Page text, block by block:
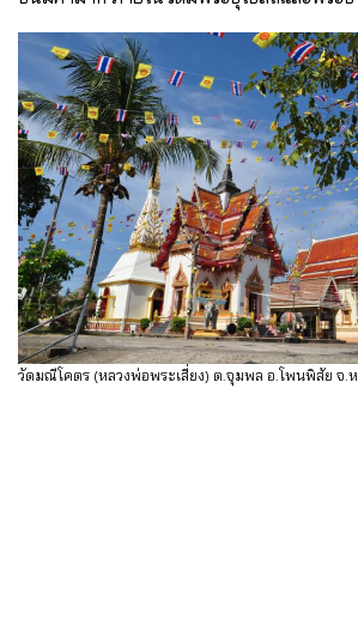
วัดมณีโคตร (หลวงพ่อพระเสี่ยง) ต.จุมพล อ.โพนพิสัย จ.